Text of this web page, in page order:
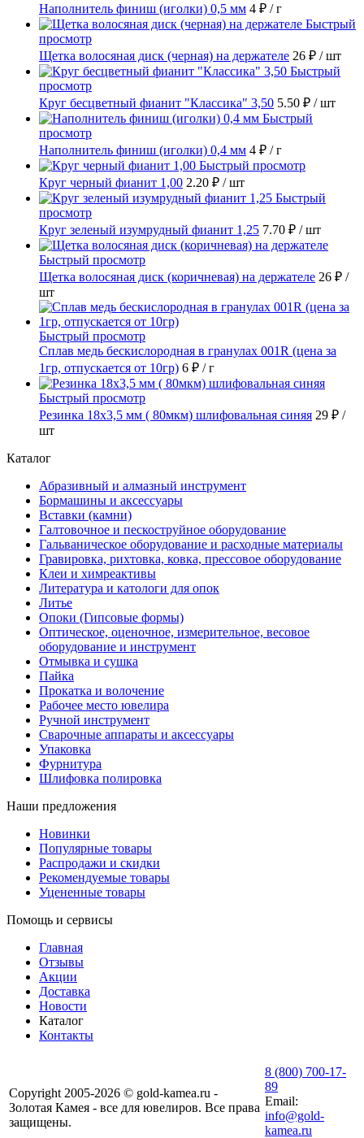
Наполнитель финиш (иголки) 0,5 мм 4 ₽ / г
Быстрый
просмотр
Щетка волосяная диск (черная) на держателе 26 ₽ / шт
Быстрый
просмотр
Круг бесцветный фианит "Классика" 3,50 5.50 ₽ / шт
Быстрый
просмотр
Наполнитель финиш (иголки) 0,4 мм 4 ₽ / г
Быстрый просмотр
Круг черный фианит 1,00 2.20 ₽ / шт
Быстрый
просмотр
Круг зеленый изумрудный фианит 1,25 7.70 ₽ / шт
Быстрый просмотр
Щетка волосяная диск (коричневая) на держателе 26 ₽ /
шт
Быстрый просмотр
Сплав медь бескислородная в гранулах 001R (цена за
1гр, отпускается от 10гр) 6 ₽ / г
Быстрый просмотр
Резинка 18х3,5 мм ( 80мкм) шлифовальная синяя 29 ₽ /
шт
Каталог
Абразивный и алмазный инструмент
Бормашины и аксессуары
Вставки (камни)
Галтовочное и пескоструйное оборудование
Гальваническое оборудование и расходные материалы
Гравировка, рихтовка, ковка, прессовое оборудование
Клеи и химреактивы
Литература и катологи для опок
Литье
Опоки (Гипсовые формы)
Оптическое, оценочное, измерительное, весовое
оборудование и инструмент
Отмывка и сушка
Пайка
Прокатка и волочение
Рабочее место ювелира
Ручной инструмент
Сварочные аппараты и аксессуары
Упаковка
Фурнитура
Шлифовка полировка
Наши предложения
Новинки
Популярные товары
Распродажи и скидки
Рекомендуемые товары
Уцененные товары
Помощь и сервисы
Главная
Отзывы
Акции
Доставка
Новости
Каталог
Контакты
Copyright 2005-2026 © gold-kamea.ru -
Золотая Камея - все для ювелиров. Все права
защищены.
8 (800) 700-17-
89
Email:
info@gold-
kamea.ru